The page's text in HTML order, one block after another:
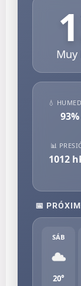
Muy
💧
93%
📊
1012
📅
SÁB
20°